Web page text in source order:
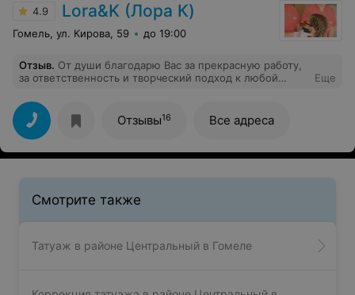
4.9 Lora&K (Лора К)
Гомель, ул. Кирова, 59 до 19:00
Отзыв. От души благодарю Вас за прекрасную работу,
за ответственность и творческий подход к любой
любовь и преданность делу, честный и эффективный
труд. Желаю, чтобы вы и дальше работали с
энтузиазмом, пусть каждый день приносит вам успех и
радость. Всё хорошо и быстро зажило, что мы уже
переодели наши новые серёжки, спасибо Вам
Еще
Отзывы16 Все адреса
Смотрите также
Татуаж в районе Центральный в Гомеле